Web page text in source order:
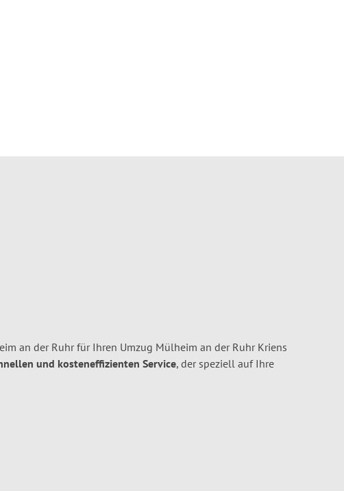
an der Ruhr für Ihren Umzug Mülheim an der Ruhr Kriens
und kosteneffizienten Service, der speziell auf Ihre